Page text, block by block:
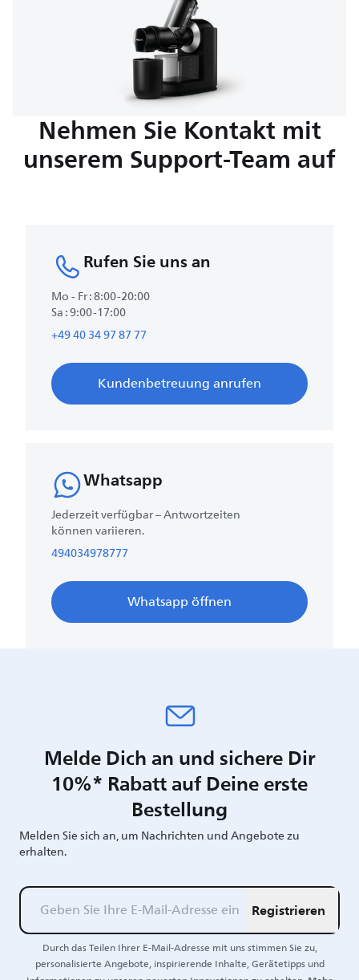
Nehmen Sie Kontakt mit
unserem Support-Team auf
Rufen Sie uns an
Mo - Fr : 8:00-20:00
Sa : 9:00-17:00
+49 40 34 97 87 77
Kundenbetreuung anrufen
Whatsapp
Jederzeit verfügbar – Antwortzeiten
können variieren.
494034978777
Whatsapp öffnen
Melde Dich an und sichere Dir
10%* Rabatt auf Deine erste
Bestellung
Melden Sie sich an, um Nachrichten und Angebote zu
erhalten.
Registrieren
Durch das Teilen Ihrer E-Mail-Adresse mit uns stimmen Sie zu,
personalisierte Angebote, inspirierende Inhalte, Gerätetipps und